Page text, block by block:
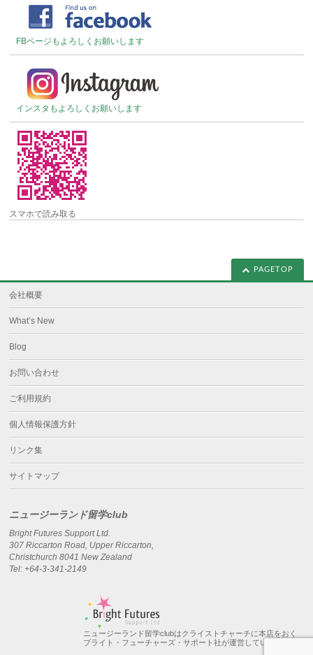
FBページもよろしくお願いします
インスタもよろしくお願いします
スマホで読み取る
PAGETOP
会社概要
What’s New
Blog
お問い合わせ
ご利用規約
個人情報保護方針
リンク集
サイトマップ
ニュージーランド留学club
Bright Futures Support Ltd.
307 Riccarton Road, Upper Riccarton,
Christchurch 8041 New Zealand
Tel: +64-3-341-2149
ニュージーランド留学clubはクライストチャーチに本店をおく
ブライト・フューチャーズ・サポート社が運営しています。